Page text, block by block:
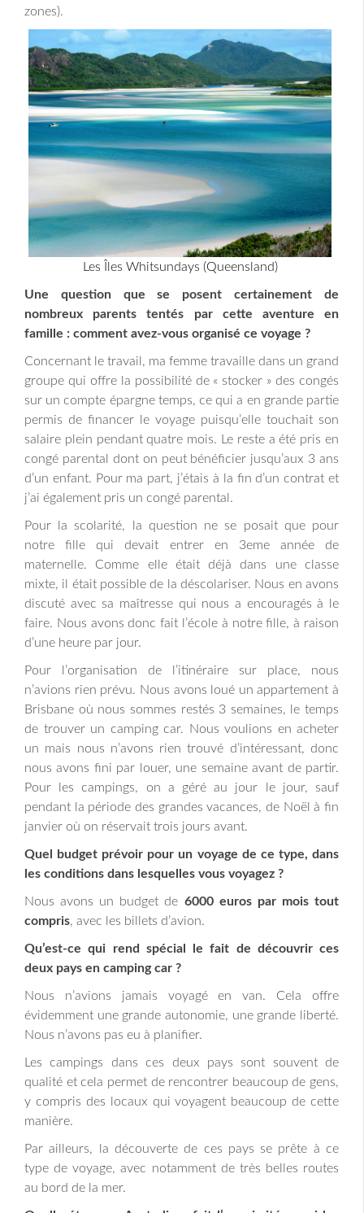
zones).
Les Îles Whitsundays (Queensland)
Une question que se posent certainement de
nombreux parents tentés par cette aventure en
famille : comment avez-vous organisé ce voyage ?
Concernant le travail, ma femme travaille dans un grand
groupe qui offre la possibilité de « stocker » des congés
sur un compte épargne temps, ce qui a en grande partie
permis de financer le voyage puisqu’elle touchait son
salaire plein pendant quatre mois. Le reste a été pris en
congé parental dont on peut bénéficier jusqu’aux 3 ans
d’un enfant. Pour ma part, j’étais à la fin d’un contrat et
j’ai également pris un congé parental.
Pour la scolarité, la question ne se posait que pour
notre fille qui devait entrer en 3eme année de
maternelle. Comme elle était déjà dans une classe
mixte, il était possible de la déscolariser. Nous en avons
discuté avec sa maîtresse qui nous a encouragés à le
faire. Nous avons donc fait l’école à notre fille, à raison
d’une heure par jour.
Pour l’organisation de l’itinéraire sur place, nous
n’avions rien prévu. Nous avons loué un appartement à
Brisbane où nous sommes restés 3 semaines, le temps
de trouver un camping car. Nous voulions en acheter
un mais nous n’avons rien trouvé d’intéressant, donc
nous avons fini par louer, une semaine avant de partir.
Pour les campings, on a géré au jour le jour, sauf
pendant la période des grandes vacances, de Noël à fin
janvier où on réservait trois jours avant.
Quel budget prévoir pour un voyage de ce type, dans
les conditions dans lesquelles vous voyagez ?
Nous avons un budget de 6000 euros par mois tout
compris, avec les billets d’avion.
Qu’est-ce qui rend spécial le fait de découvrir ces
deux pays en camping car ?
Nous n’avions jamais voyagé en van. Cela offre
évidemment une grande autonomie, une grande liberté.
Nous n’avons pas eu à planifier.
Les campings dans ces deux pays sont souvent de
qualité et cela permet de rencontrer beaucoup de gens,
y compris des locaux qui voyagent beaucoup de cette
manière.
Par ailleurs, la découverte de ces pays se prête à ce
type de voyage, avec notamment de très belles routes
au bord de la mer.